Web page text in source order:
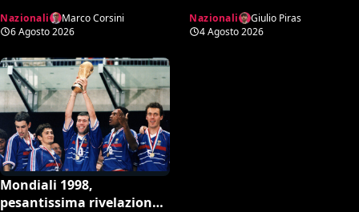
Bollini vice
Nazionali
Marco Corsini
6 Agosto 2026
conferme e sorprese
Nazionali
Giulio Piras
4 Agosto 2026
Mondiali 1998,
pesantissima rivelazione: